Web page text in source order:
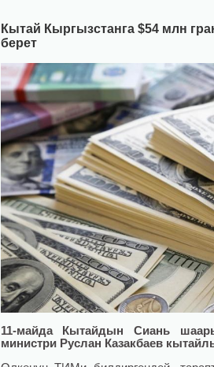
Кытай Кыргызстанга $54 млн
берет
11-майда Кытайдын Сиань
министри Руслан Казакбаев